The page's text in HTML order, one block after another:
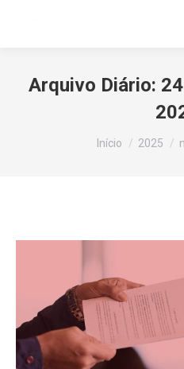
Arquivo Diário:
Você está aqui:
Início 2025